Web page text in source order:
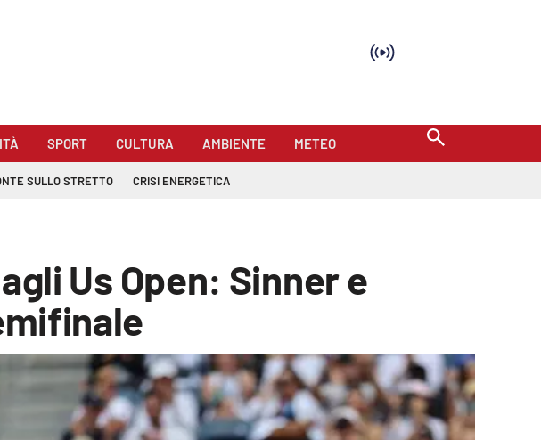
SPORT CULTURA AMBIENTE METEO
SULLO STRETTO CRISI ENERGETICA
Us Open: Sinner e